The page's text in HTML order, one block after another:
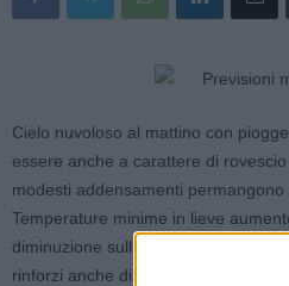
Cielo nuvoloso al mattino con
essere anche a carattere di
modesti addensamenti
Temperature minime in lieve
diminuzione sulla fascia costiera.
rinforzi anche di forte intensità nelle